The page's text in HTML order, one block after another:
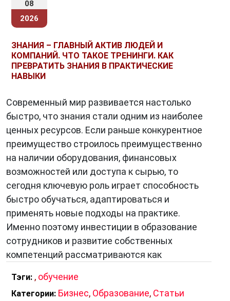
08
2026
ЗНАНИЯ – ГЛАВНЫЙ АКТИВ ЛЮДЕЙ И
КОМПАНИЙ. ЧТО ТАКОЕ ТРЕНИНГИ. КАК
ПРЕВРАТИТЬ ЗНАНИЯ В ПРАКТИЧЕСКИЕ
НАВЫКИ
Современный мир развивается настолько
быстро, что знания стали одним из наиболее
ценных ресурсов. Если раньше конкурентное
преимущество строилось преимущественно
на наличии оборудования, финансовых
возможностей или доступа к сырью, то
сегодня ключевую роль играет способность
быстро обучаться, адаптироваться и
применять новые подходы на практике.
Именно поэтому инвестиции в образование
сотрудников и развитие собственных
компетенций рассматриваются как
Тэги: , обучение
Категории: Бизнес, Образование, Статьи